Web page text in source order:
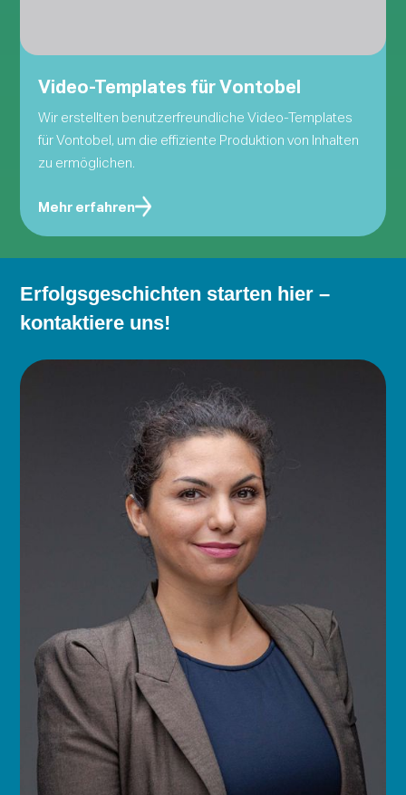
Video-Templates für Vontobel
Wir erstellten benutzerfreundliche Video-Templates
für Vontobel, um die effiziente Produktion von Inhalten
zu ermöglichen.
Mehr erfahren
Erfolgsgeschichten starten hier –
kontaktiere uns!